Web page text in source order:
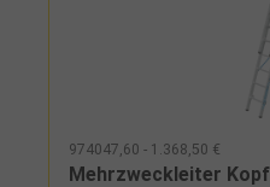
974047,60 - 1.368,50 €
Mehrzweckleiter